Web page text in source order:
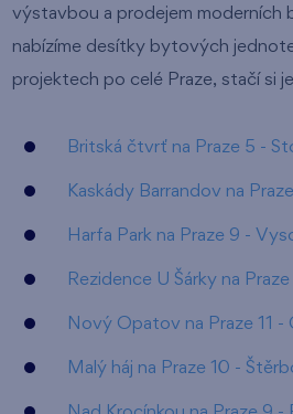
výstavbou a prodejem moderních
nabízíme desítky bytových
projektech po celé Praze, stačí si
Britská čtvrť na Praze 5 -
Kaskády Barrandov na
Harfa Park na Praze 9 -
Rezidence U Šárky na
Nový Opatov na Praze 11 -
Malý háj na Praze 10 -